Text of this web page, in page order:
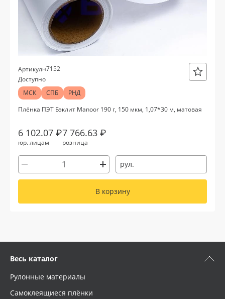
Артикулн7152
Доступно
МСК
СПБ
РНД
Плёнка ПЭТ Бэклит Manoor 190 г, 150 мкм, 1,07*30 м, матовая
6 102.07 ₽
юр. лицам
7 766.63 ₽
розница
рул.
В корзину
Весь каталог
Рулонные материалы
Самоклеящиеся плёнки